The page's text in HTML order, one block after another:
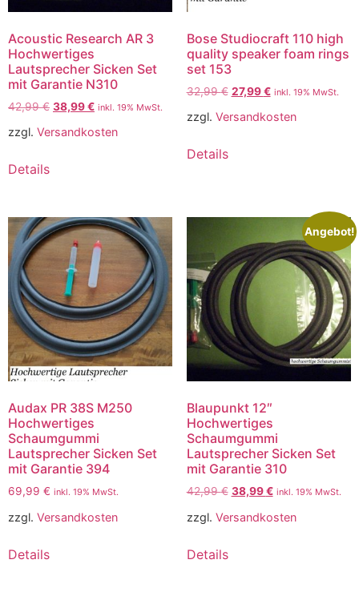
Acoustic Research AR 3
Hochwertiges
Lautsprecher Sicken Set
mit Garantie N310
42,99€ 38,99€ inkl. 19% MwSt.
zzgl. Versandkosten
Details
Bose Studiocraft 110 high
quality speaker foam rings
set 153
32,99€ 27,99€ inkl. 19% MwSt.
zzgl. Versandkosten
Details
Audax PR 38S M250
Hochwertiges
Schaumgummi
Lautsprecher Sicken Set
mit Garantie 394
69,99 € inkl. 19% MwSt.
zzgl. Versandkosten
Details
Angebot!
Blaupunkt 12″
Hochwertiges
Schaumgummi
Lautsprecher Sicken Set
mit Garantie 310
42,99€ 38,99€ inkl. 19% MwSt.
zzgl. Versandkosten
Details